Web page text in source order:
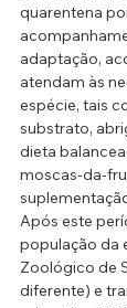
quarentena
adaptação,
atendam às
espécie, tais
substrato,
dieta
moscas-da-
Após este
população da
Zoológico de
diferente) e